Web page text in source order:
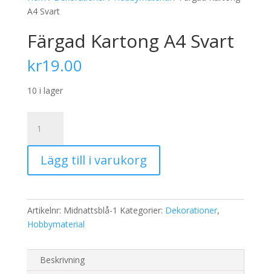
A4 Svart
Färgad Kartong A4 Svart
kr19.00
10 i lager
Kartong
A4
Svart
mängd
Lägg till i varukorg
Artikelnr: Midnattsblå-1 Kategorier: Dekorationer,
Hobbymaterial
Beskrivning